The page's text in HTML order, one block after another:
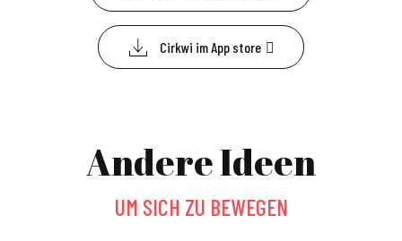
Cirkwi im App store
Andere Ideen
UM SICH ZU BEWEGEN